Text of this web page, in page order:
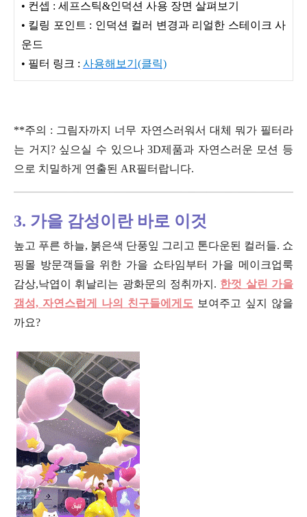
• 컨셉 : 세프스틱&인덕션 사용 장면 살펴보기
• 킬링 포인트 : 인덕션 컬러 변경과 리얼한 스테이크 사
운드
• 필터 링크 : 사용해보기(클릭)
**주의 : 그림자까지 너무 자연스러워서 대체 뭐가 필터라
는 거지? 싶으실 수 있으나 3D제품과 자연스러운 모션 등
으로 치밀하게 연출된 AR필터랍니다.
3. 가을 감성이란 바로 이것
높고 푸른 하늘, 붉은색 단풍잎 그리고 톤다운된 컬러들. 쇼
핑몰 방문객들을 위한 가을 쇼타임부터 가을 메이크업룩
감상,낙엽이 휘날리는 광화문의 정취까지. 한껏 살린 가을
갬성, 자연스럽게 나의 친구들에게도
보여주고 싶지 않을
까요?